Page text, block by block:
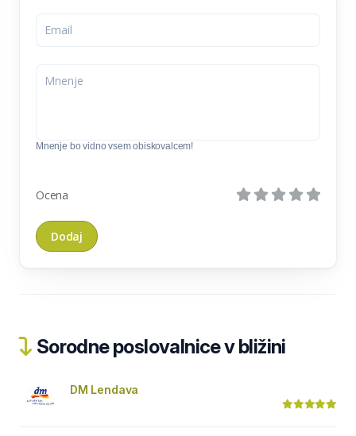
Mnenje bo vidno vsem obiskovalcem!
Ocena
Sorodne poslovalnice v bližini
DM Lendava